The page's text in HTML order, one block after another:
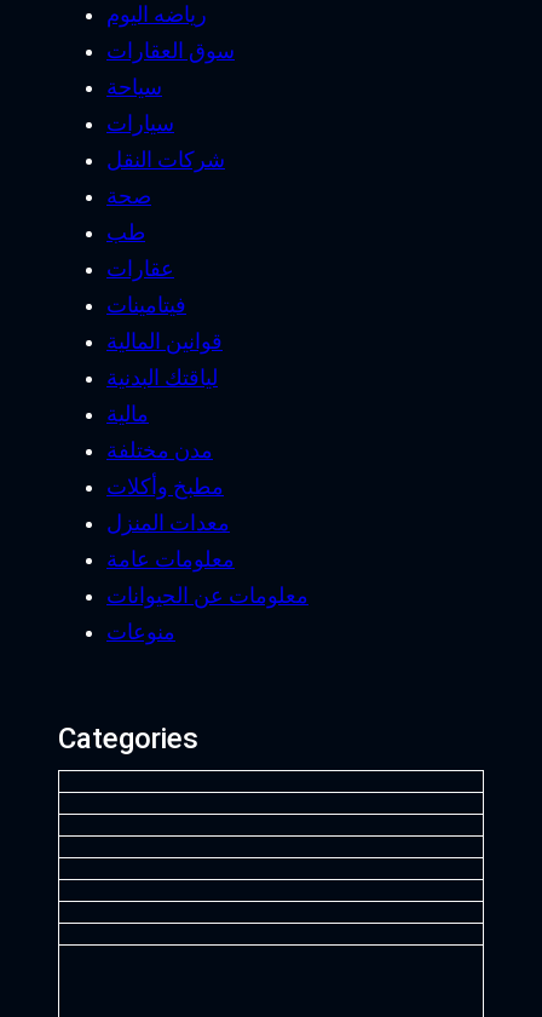
رياضه اليوم
سوق العقارات
سياحة
سيارات
شركات النقل
صحة
طب
عقارات
فيتامينات
قوانين المالية
لياقتك البدنية
مالية
مدن مختلفة
مطبخ وأكلات
معدات المنزل
معلومات عامة
معلومات عن الحيوانات
منوعات
Categories